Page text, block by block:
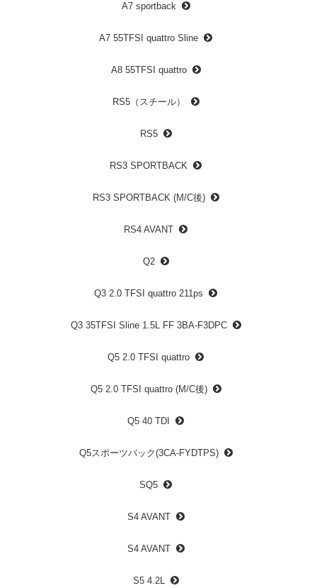
A7 sportback
A7 55TFSI quattro Sline
A8 55TFSI quattro
RS5（スチール）
RS5
RS3 SPORTBACK
RS3 SPORTBACK (M/C後)
RS4 AVANT
Q2
Q3 2.0 TFSI quattro 211ps
Q3 35TFSI Sline 1.5L FF 3BA-F3DPC
Q5 2.0 TFSI quattro
Q5 2.0 TFSI quattro (M/C後)
Q5 40 TDI
Q5スポーツバック(3CA-FYDTPS)
SQ5
S4 AVANT
S4 AVANT
S5 4.2L